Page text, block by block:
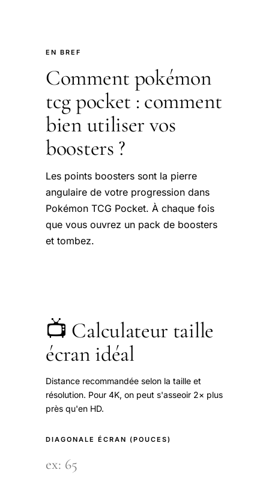
EN BREF
Comment pokémon
tcg pocket : comment
bien utiliser vos
boosters ?
Les points boosters sont la pierre
angulaire de votre progression dans
Pokémon TCG Pocket. À chaque fois
que vous ouvrez un pack de boosters
et tombez.
📺 Calculateur taille
écran idéal
Distance recommandée selon la taille et
résolution. Pour 4K, on peut s'asseoir 2× plus
près qu'en HD.
DIAGONALE ÉCRAN (POUCES)